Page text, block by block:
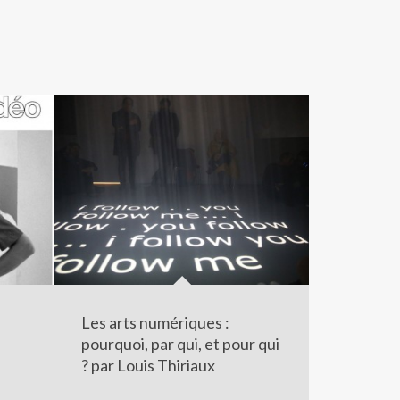
Les arts numériques :
pourquoi, par qui, et pour qui
? par Louis Thiriaux